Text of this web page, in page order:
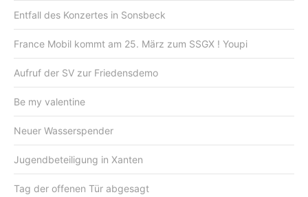
Entfall des Konzertes in Sonsbeck
France Mobil kommt am 25. März zum SSGX ! Youpi
Aufruf der SV zur Friedensdemo
Be my valentine
Neuer Wasserspender
Jugendbeteiligung in Xanten
Tag der offenen Tür abgesagt